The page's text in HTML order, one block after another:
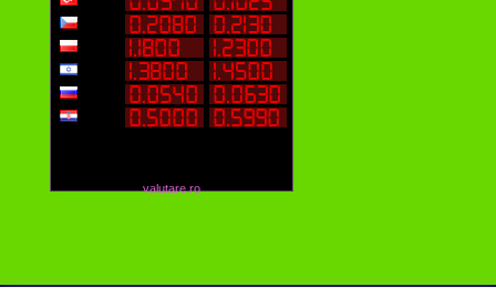
valutare.ro